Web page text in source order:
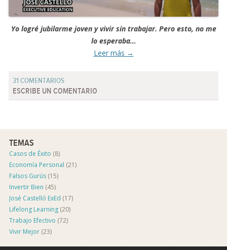
Yo logré jubilarme joven y vivir sin trabajar. Pero esto, no me
lo esperaba…
Leer más →
31 COMENTARIOS
ESCRIBE UN COMENTARIO
TEMAS
Casos de Éxito (8)
Economía Personal (21)
Falsos Gurús (15)
Invertir Bien (45)
José Castelló ExEd (17)
Lifelong Learning (20)
Trabajo Efectivo (72)
Vivir Mejor (23)